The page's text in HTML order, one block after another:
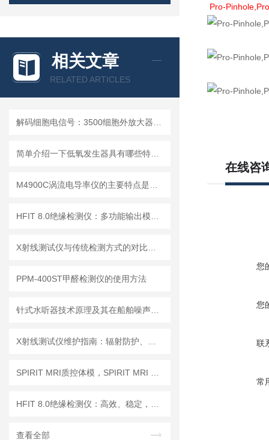
相关文章
RELATED ARTICLES
PPM-400ST甲醛检测仪的使用方法
查看全部
Pro-
在线咨
您
您
联
常